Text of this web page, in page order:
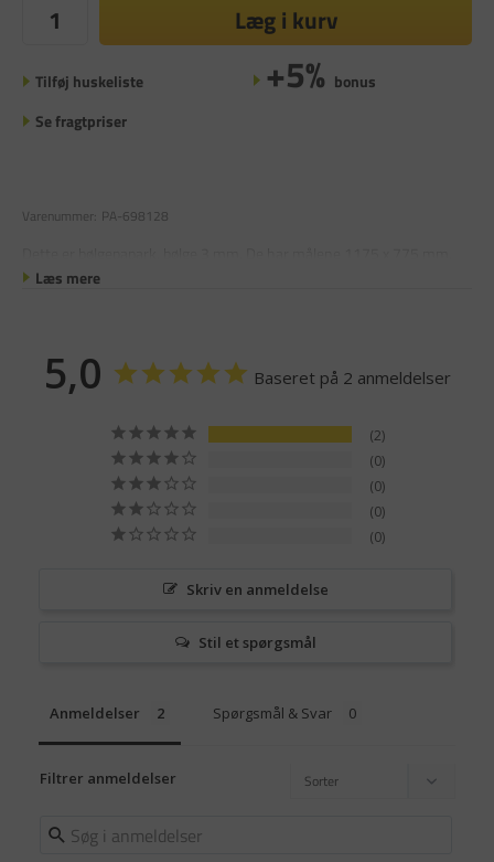
Læg i kurv
Tilføj huskeliste +5% bonus
Se fragtpriser
Varenummer: PA-698128
Læs mere
5,0 Baseret på 2 anmeldelser
2
0
0
0
0
Skriv en anmeldelse
Stil et spørgsmål
Anmeldelser Spørgsmål & Svar
Filtrer anmeldelser